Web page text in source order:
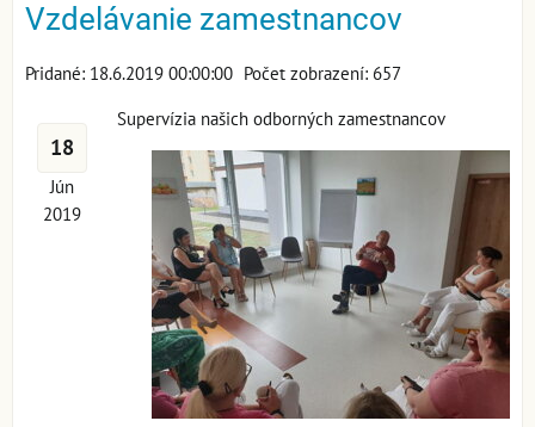
Vzdelávanie zamestnancov
Pridané: 18.6.2019 00:00:00 Počet zobrazení: 657
18
Jún
2019
Supervízia našich odborných zamestnancov